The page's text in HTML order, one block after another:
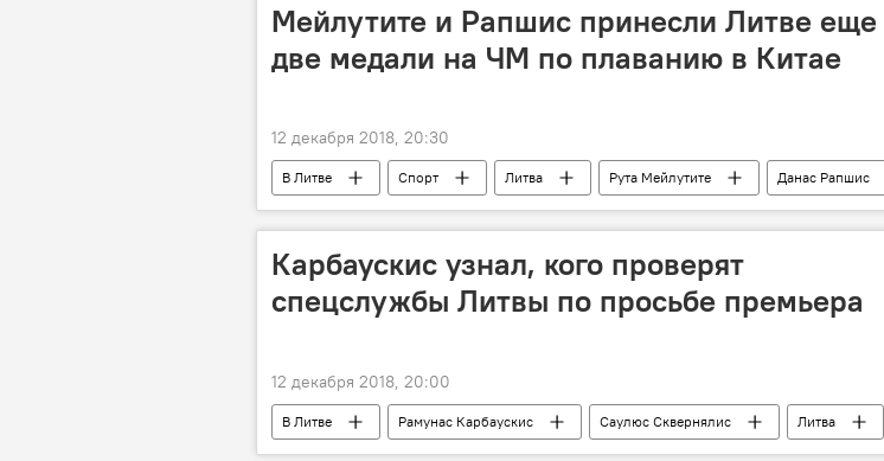
Мейлутите и Рапшис принесли Литве еще
две медали на ЧМ по плаванию в Китае
12 декабря 2018, 20:30
В Литве Спорт Литва Рута Мейлутите Данас Рапшис
Карбаускис узнал, кого проверят
спецслужбы Литвы по просьбе премьера
12 декабря 2018, 20:00
В Литве Рамунас Карбаускис Саулюс Сквернялис Литва